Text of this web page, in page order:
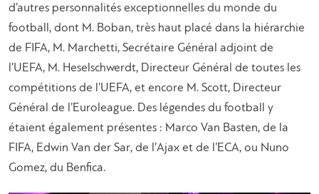
d’autres personnalités exceptionnelles du monde du
football, dont M. Boban, très haut placé dans la hiérarchie
de FIFA, M. Marchetti, Secrétaire Général adjoint de
l’UEFA, M. Heselschwerdt, Directeur Général de toutes les
compétitions de l’UEFA, et encore M. Scott, Directeur
Général de l’Euroleague. Des légendes du football y
étaient également présentes : Marco Van Basten, de la
FIFA, Edwin Van der Sar, de l’Ajax et de l’ECA, ou Nuno
Gomez, du Benfica.